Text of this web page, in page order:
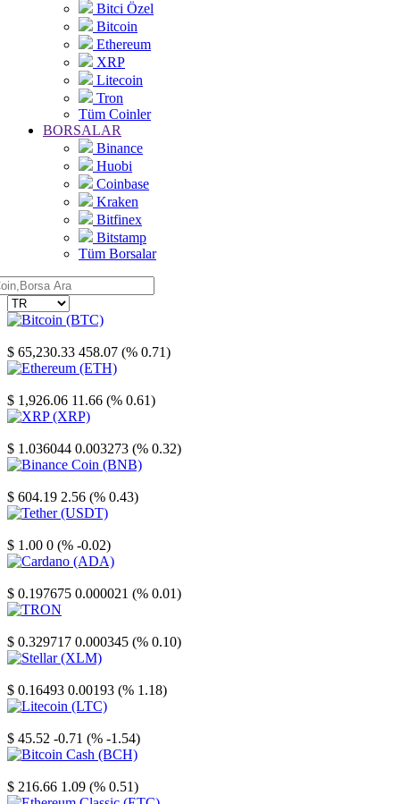
Bitci Özel
Bitcoin
Ethereum
XRP
Litecoin
Tron
Tüm Coinler
BORSALAR
Binance
Huobi
Coinbase
Kraken
Bitfinex
Bitstamp
Tüm Borsalar
$ 65,230.33 458.07 (% 0.71)
$ 1,926.06 11.66 (% 0.61)
$ 1.036044 0.003273 (% 0.32)
$ 604.19 2.56 (% 0.43)
$ 1.00 0 (% -0.02)
$ 0.197675 0.000021 (% 0.01)
$ 0.329717 0.000345 (% 0.10)
$ 0.16493 0.00193 (% 1.18)
$ 45.52 -0.71 (% -1.54)
$ 216.66 1.09 (% 0.51)